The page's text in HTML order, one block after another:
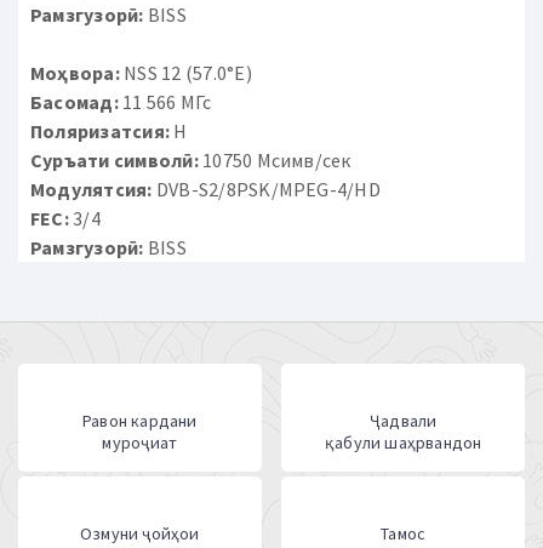
Рамзгузорӣ: BISS
Моҳвора:NSS 12 (57.0°E)
Басомад:11 566 МГс
Поляризатсия: H
Суръати символӣ:10750 Мсимв/сек
Модулятсия: DVB-S2/8PSK/MPEG-4/HD
FEC:3/4
Рамзгузорӣ: BISS
Равон кардани
муроҷиат
Ҷадвали
қабули шаҳрвандон
Озмуни ҷойҳои
Тамос